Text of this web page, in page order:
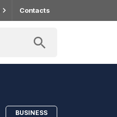
Contacts
BUSINESS